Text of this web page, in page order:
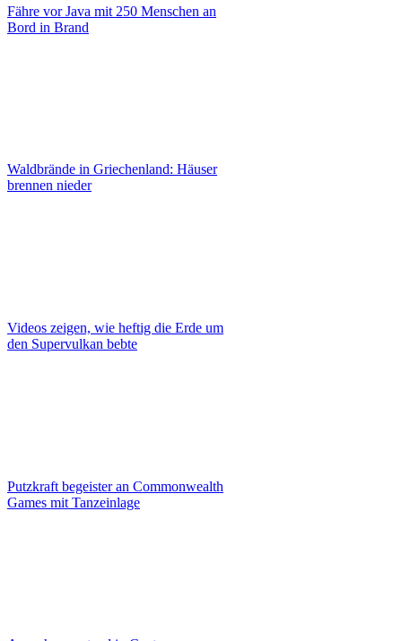
Fähre vor Java mit 250 Menschen an
Bord in Brand
Waldbrände in Griechenland: Häuser
brennen nieder
Videos zeigen, wie heftig die Erde um
den Supervulkan bebte
Putzkraft begeister an Commonwealth
Games mit Tanzeinlage